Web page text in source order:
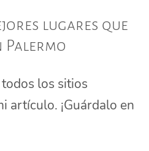
lugares que
Palermo
los sitios
artículo. ¡Guárdalo en